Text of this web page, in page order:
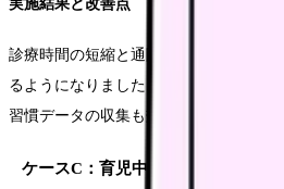
実施結果と改善点
診療時間の短縮と通院負担の軽減によ
るようになりました。健康管理アプリ
習慣データの収集も効率化されています
ケースC：育児中の患者への対応